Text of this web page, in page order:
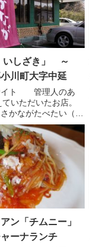
いしざき」 ～
川町大字中延
イト 管理人のあ
いただいたお店。
かながたべたい（魚
いてある様に魚料理
。 場所は、石岡か
からオカメ納豆Ｔ字
く行く...
ン「チムニー」
ーナランチ